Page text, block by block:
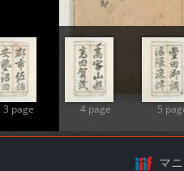
3 page 4 page 5
マ